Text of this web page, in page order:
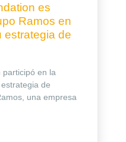
es
Ramos en
estrategia de
participó en la
de
una empresa